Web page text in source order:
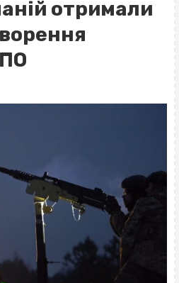
отримали